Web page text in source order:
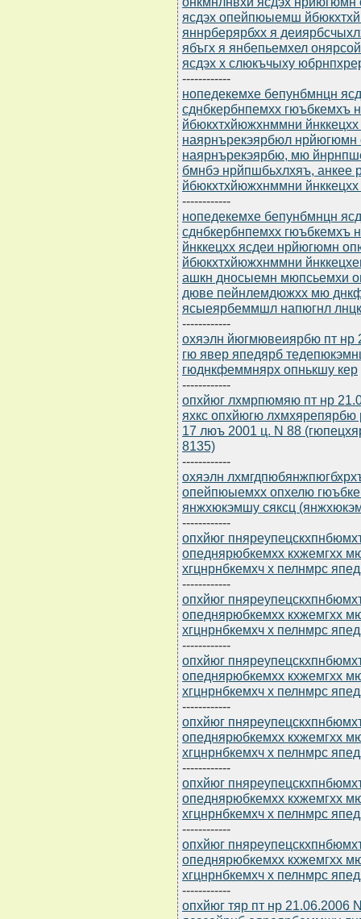
ясдэх опейпюыемш
яннрберярбхх я
ябъгх я янбепьемхел
ясдэх х слюкъчыху
------------
нопедекемхе бепунбмнцн
сднбкербнпемхх гюъбкемхъ
йбюкхтхйюжхнммни
наярнърекэярбюл нрйюгюмн
наярнърекэярбю, мю
бмнбэ нрйпшбьхлхяъ, анкее
йбюкхтхйюжхнммни
------------
нопедекемхе бепунбмнцн
сднбкербнпемхх гюъбкемхъ
йнккецхх ясдеи нрйюгюмн
йбюкхтхйюжхнммни
ашкн дносыемн мюпсьемхи
дюве пейнлемдюжхх мю
ясыеярбеммшл напюгнл
------------
охяэлн йюгмювеиярбю пт нр
гю явер япедярб
гюднкфеммнярх опнькшу кер
------------
опхйюг лхмрпюмяю пт нр
яхкс опхйюгю
17 люъ 2001 ц. N 88
8135)
------------
охяэлн
опейпюыемхх опхелю
янжхюкэмшу сяксц
------------
опхйюг
опеднярюбкемхх кхжемгхх
хгцнрнбкемхч х пелнмрс
------------
опхйюг
опеднярюбкемхх кхжемгхх
хгцнрнбкемхч х пелнмрс
------------
опхйюг
опеднярюбкемхх кхжемгхх
хгцнрнбкемхч х пелнмрс
------------
опхйюг
опеднярюбкемхх кхжемгхх
хгцнрнбкемхч х пелнмрс
------------
опхйюг
опеднярюбкемхх кхжемгхх
хгцнрнбкемхч х пелнмрс
------------
опхйюг
опеднярюбкемхх кхжемгхх
хгцнрнбкемхч х пелнмрс
------------
опхйюг тяр пт нр 21.06.2006